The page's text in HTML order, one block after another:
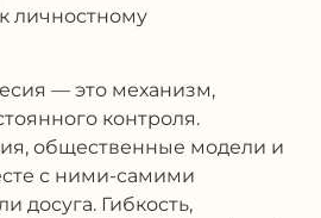
личностному
— это механизм,
контроля.
общественные модели и
с ними-самими
досуга. Гибкость,